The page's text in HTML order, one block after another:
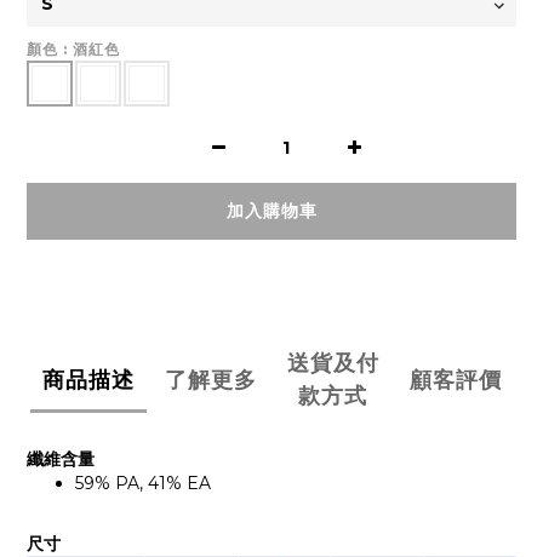
顏色 : 酒紅色
加入購物車
商品描述 了解更多
送貨及付
款方式
顧客評價
纖維含量
59% PA, 41% EA
尺寸